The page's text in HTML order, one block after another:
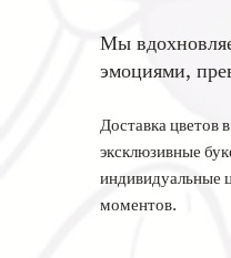
Мы
эмоциями,
Доставка цветов
эксклюзивные
индивидуальные
моментов.